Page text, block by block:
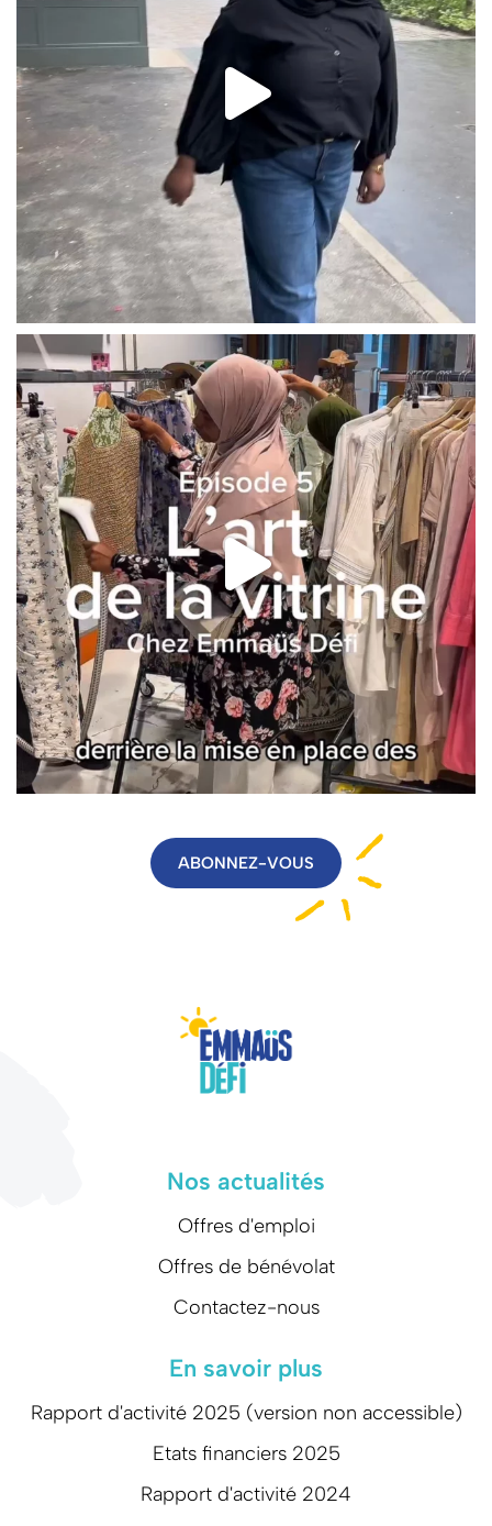
ABONNEZ-VOUS
Nos actualités
Offres d'emploi
Offres de bénévolat
Contactez-nous
En savoir plus
Rapport d'activité 2025 (version non accessible)
Etats financiers 2025
Rapport d'activité 2024